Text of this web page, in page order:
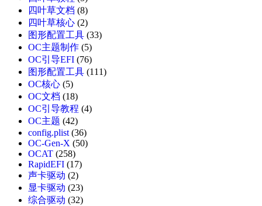
四叶草文档 (8)
四叶草核心 (2)
图形配置工具 (33)
OC主题制作 (5)
OC引导EFI (76)
图形配置工具 (111)
OC核心 (5)
OC文档 (18)
OC引导教程 (4)
OC主题 (42)
config.plist(36)
OC-Gen-X (50)
OCAT (258)
RapidEFI (17)
声卡驱动 (2)
显卡驱动 (23)
综合驱动 (32)